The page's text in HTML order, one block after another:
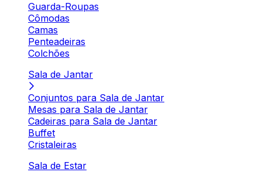
Guarda-Roupas
Cômodas
Camas
Penteadeiras
Colchões
Sala de Jantar
Conjuntos para Sala de Jantar
Mesas para Sala de Jantar
Cadeiras para Sala de Jantar
Buffet
Cristaleiras
Sala de Estar